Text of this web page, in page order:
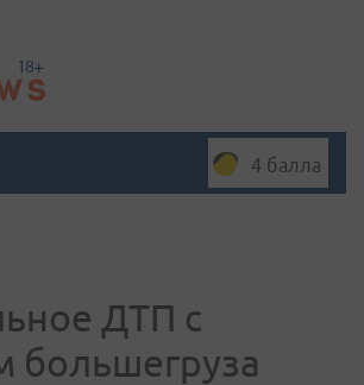
4 балла
ДТП с
большегруза